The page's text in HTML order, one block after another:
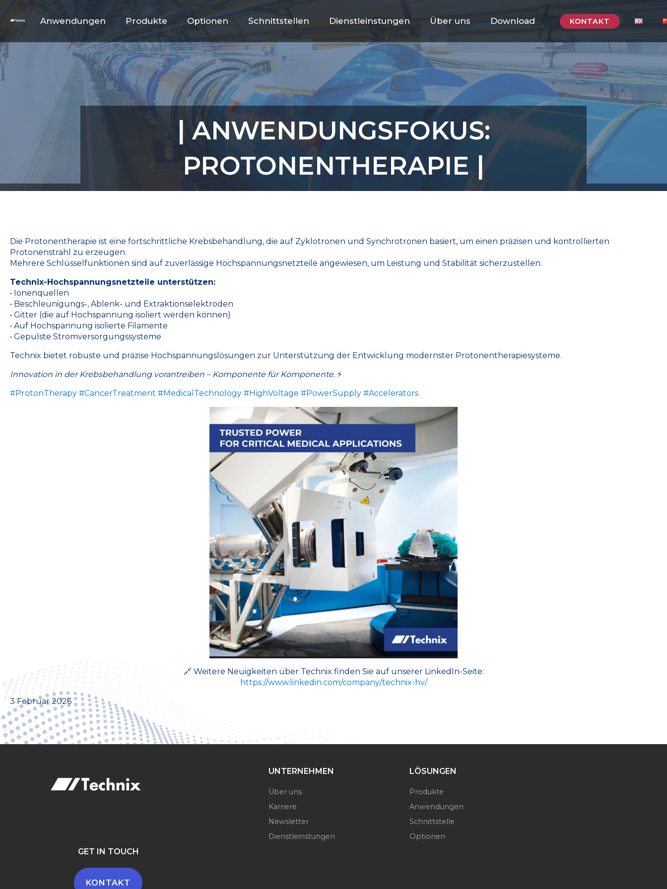
Anwendungen Produkte Optionen Schnittstellen Dienstleinstungen Über uns Download KONTAKT
| ANWENDUNGSFOKUS:
PROTONENTHERAPIE |
Die Protonentherapie ist eine fortschrittliche Krebsbehandlung, die auf Zyklotronen und Synchrotronen basiert, um einen präzisen und kontrollierten
Protonenstrahl zu erzeugen.
Mehrere Schlüsselfunktionen sind auf zuverlässige Hochspannungsnetzteile angewiesen, um Leistung und Stabilität sicherzustellen.
Technix-Hochspannungsnetzteile unterstützen:
• Ionenquellen
• Beschleunigungs-, Ablenk- und Extraktionselektroden
• Gitter (die auf Hochspannung isoliert werden können)
• Auf Hochspannung isolierte Filamente
• Gepulste Stromversorgungssysteme
Technix bietet robuste und präzise Hochspannungslösungen zur Unterstützung der Entwicklung modernster Protonentherapiesysteme.
Innovation in der Krebsbehandlung vorantreiben – Komponente für Komponente. ⚡
#ProtonTherapy #CancerTreatment #MedicalTechnology #HighVoltage #PowerSupply #Accelerators
🔗 Weitere Neuigkeiten über Technix finden Sie auf unserer LinkedIn-Seite:
https://www.linkedin.com/company/technix-hv/
3 Februar 2026
UNTERNEHMEN
Über uns
Karriere
Newsletter
Dienstleinstungen
LÖSUNGEN
Produkte
Anwendungen
Schnittstelle
Optionen
GET IN TOUCH
KONTAKT